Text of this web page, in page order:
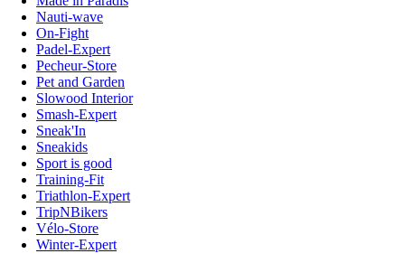
Nauti-wave
On-Fight
Padel-Expert
Pecheur-Store
Pet and Garden
Slowood Interior
Smash-Expert
Sneak'In
Sneakids
Sport is good
Training-Fit
Triathlon-Expert
TripNBikers
Vélo-Store
Winter-Expert